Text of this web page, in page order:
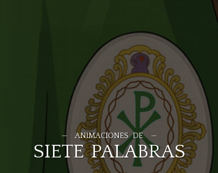
ANIMACIONES DE
SIETE PALABRAS